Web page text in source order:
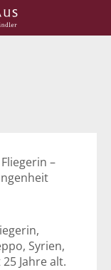
–
Syrien,
Jahre alt.